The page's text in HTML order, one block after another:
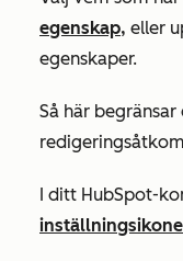
egenskap, eller
egenskaper.
Så här
I ditt HubSpot-